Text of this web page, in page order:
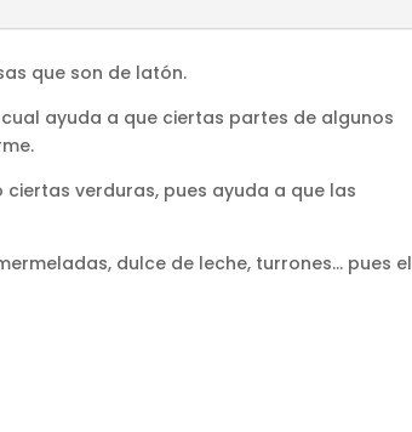
que son de latón.
ayuda a que ciertas partes de algunos
verduras, pues ayuda a que las
dulce de leche, turrones... pues el